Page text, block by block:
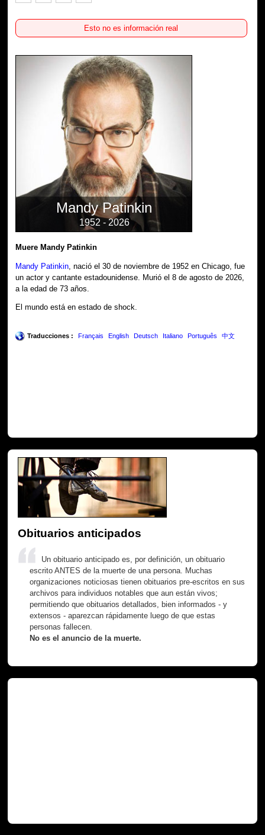
Esto no es información real
Mandy Patinkin
1952 - 2026
Muere Mandy Patinkin
Mandy Patinkin , nació el 30 de noviembre de 1952 en Chicago, fue
un actor y cantante estadounidense. Murió el 8 de agosto de 2026,
a la edad de 73 años.
El mundo está en estado de shock.
Traducciones : Français English Deutsch Italiano Português 中文
Obituarios anticipados
Un obituario anticipado es, por definición, un obituario
escrito ANTES de la muerte de una persona. Muchas
organizaciones noticiosas tienen obituarios pre-escritos en sus
archivos para individuos notables que aun están vivos;
permitiendo que obituarios detallados, bien informados - y
extensos - aparezcan rápidamente luego de que estas
personas fallecen.
No es el anuncio de la muerte.